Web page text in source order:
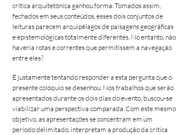
crítica arquitetônica ganhou forma. Tomados assim,
fechados em seus conteúdos, esses dois conjuntos de
leituras parecem arquipélagos de paisagens geográficas
e epistemológicas totalmente diferentes. No entanto, não
haveria rotas e correntes que permitissem a navegação
entre eles?
É justamente tentando responder a esta pergunta que o
presente colóquio se desenhou. Nos trabalhos que serão
apresentados durante os dois dias do evento, buscou-se
viabilizar uma perspectiva comparada. Com este mesmo
objetivo, as apresentações se concentram em um
período delimitado, interpretam a produção da crítica